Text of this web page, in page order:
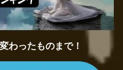
わったものまで！